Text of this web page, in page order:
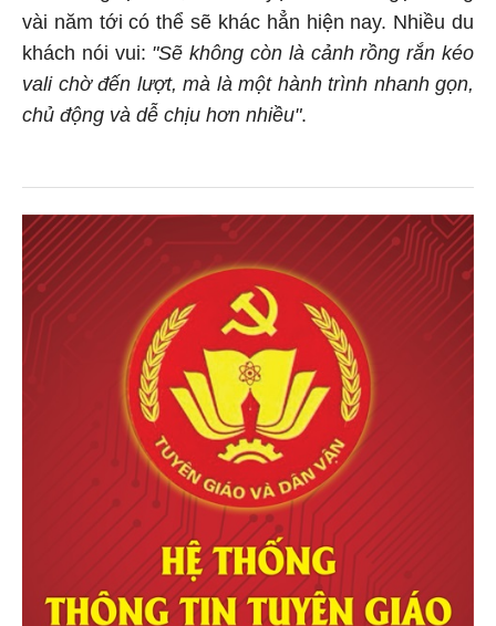
vài năm tới có thể sẽ khác hẳn hiện nay. Nhiều du
khách nói vui: "Sẽ không còn là cảnh rồng rắn kéo
vali chờ đến lượt, mà là một hành trình nhanh gọn,
chủ động và dễ chịu hơn nhiều".